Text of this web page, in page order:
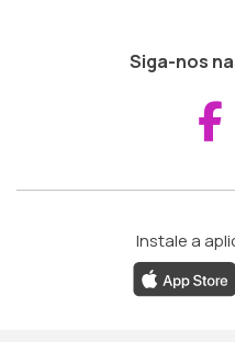
Siga-nos
Instale a